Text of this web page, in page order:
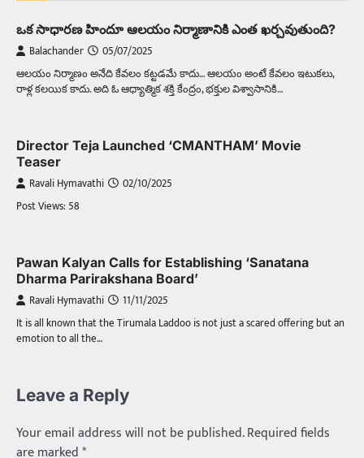
ఒక సాధారణ హిందూ ఆలయం నిర్మాణానికి ఎంత ఖర్చవుతుంది?
Balachander 05/07/2025
ఆలయం నిర్మాణం అనేది కేవలం కట్టడమే కాదు… ఆలయం అంటే కేవలం ఇటుకలు,
రాళ్ల కలయిక కాదు. అది ఓ ఆధ్యాత్మిక శక్తి కేంద్రం, భక్తుల విశ్వాసానికి…
Director Teja Launched ‘CMANTHAM’ Movie
Teaser
Ravali Hymavathi 02/10/2025
Post Views: 58
Pawan Kalyan Calls for Establishing ‘Sanatana
Dharma Parirakshana Board’
Ravali Hymavathi 11/11/2025
It is all known that the Tirumala Laddoo is not just a scared offering but an
emotion to all the…
Leave a Reply
Your email address will not be published.Required fields
are marked*